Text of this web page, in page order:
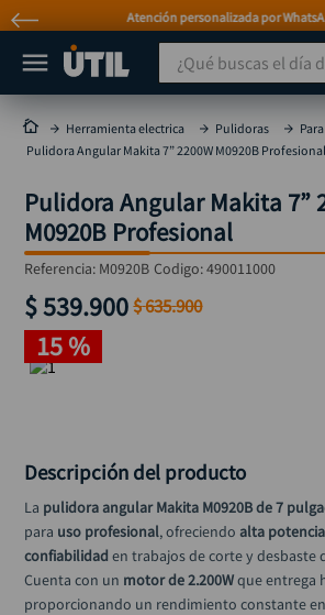
Paga a Crédito con Addi y
¿Qué buscas el día de
Herramienta electrica Pulidoras
Pulidora Angular Makita 7” 2200W M0920B Profesional
Pulidora Angular Makita 7”
M0920B Profesional
Referencia: M0920B Codigo:490011000
$539.900 $635.900
15 %
Descripción del producto
La pulidora angular Makita M0920B de 7
para uso profesional, ofreciendo alta
confiabilidad en trabajos de corte y desbaste
Cuenta con un motor de 2.200W que entrega
proporcionando un rendimiento constante
MÁS BUSCADOS
taladro
taladros pulidoras
compresor
llave
combo
ruteadora
hidrolavadora
black decker